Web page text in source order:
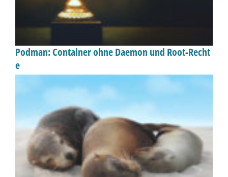
Podman: Container ohne Daemon und Root-Recht
e